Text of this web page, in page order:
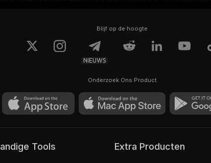
Blijf op de hoogte
NIEUWS
Onderzoek Ons Product
Handige Tools Extra Producten